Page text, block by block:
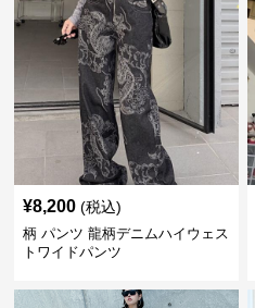
¥8,200 (税込)
柄 パンツ 龍柄デニムハイウェス
トワイドパンツ